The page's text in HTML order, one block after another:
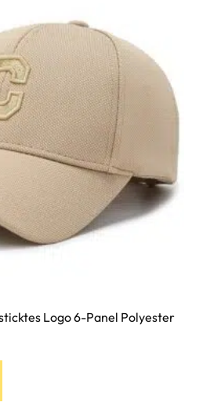
Logo 6-Panel Polyester